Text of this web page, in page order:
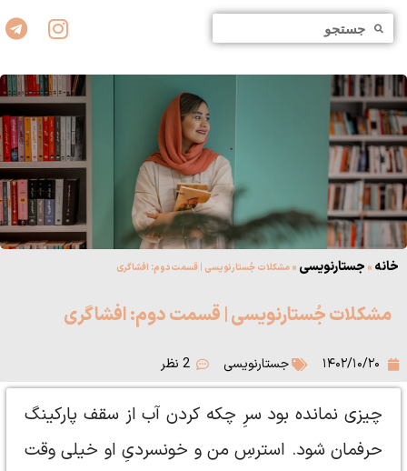
خانه » جستارنویسی » مشکلات جُستارنویسی | قسمت دوم: افشاگری
مشکلات جُستارنویسی | قسمت دوم: افشاگری
۱۴۰۲/۱۰/۲۰ جستارنویسی 2 نظر
چیزی نمانده بود سرِ چکه کردن آب از سقف پارکینگ
حرفمان شود. استرسِ من و خونسردیِ او خیلی وقت